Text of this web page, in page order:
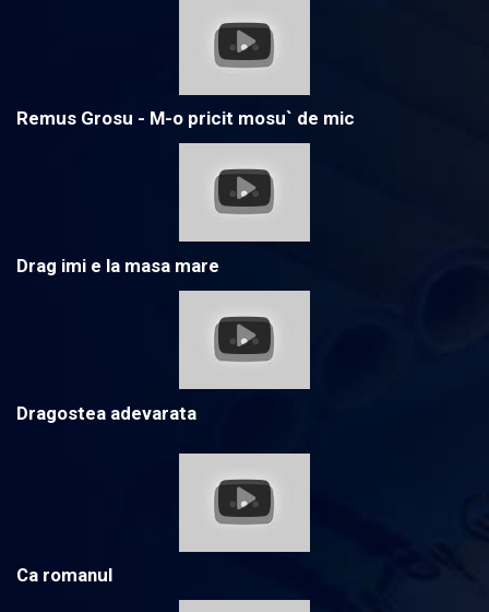
Remus Grosu - M-o pricit mosu` de mic
Drag imi e la masa mare
Dragostea adevarata
Ca romanul